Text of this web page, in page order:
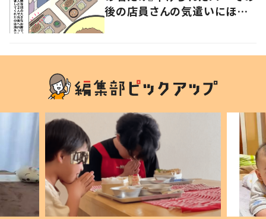
後の店員さんの気遣いにほっこ